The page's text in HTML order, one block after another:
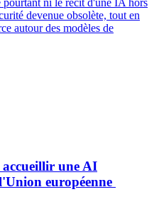
ni le récit d'une IA hors
devenue obsolète, tout en
autour des modèles de
une AI
européenne